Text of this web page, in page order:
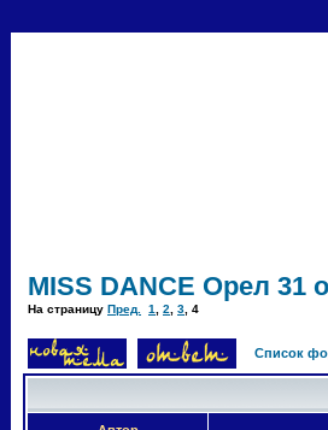
MISS DANCE Орел 31
На страницу Пред. 1 2 3 4
Список